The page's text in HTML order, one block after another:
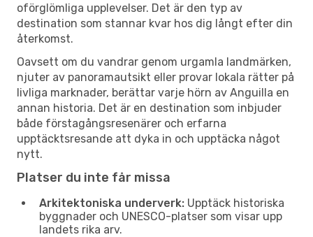
oförglömliga upplevelser. Det är den typ av
destination som stannar kvar hos dig långt efter din
återkomst.
Oavsett om du vandrar genom urgamla landmärken,
njuter av panoramautsikt eller provar lokala rätter på
livliga marknader, berättar varje hörn av Anguilla en
annan historia. Det är en destination som inbjuder
både förstagångsresenärer och erfarna
upptäcktsresande att dyka in och upptäcka något
nytt.
Platser du inte får missa
Arkitektoniska underverk: Upptäck historiska
byggnader och UNESCO-platser som visar upp
landets rika arv.